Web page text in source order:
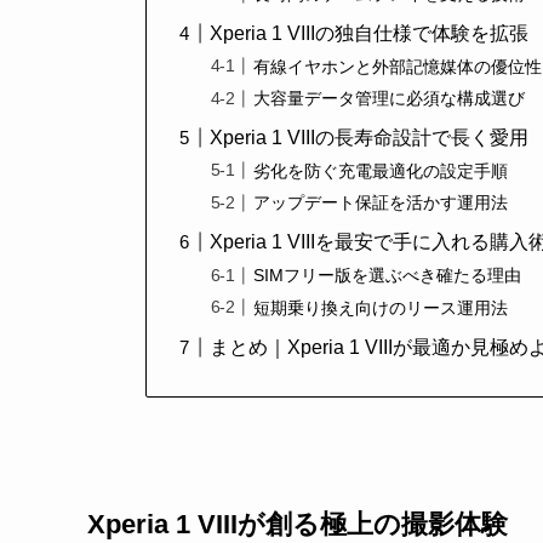
Xperia 1 VIIIの独自仕様で体験を拡張
有線イヤホンと外部記憶媒体の優位性
大容量データ管理に必須な構成選び
Xperia 1 VIIIの長寿命設計で長く愛用
劣化を防ぐ充電最適化の設定手順
アップデート保証を活かす運用法
Xperia 1 VIIIを最安で手に入れる購入
SIMフリー版を選ぶべき確たる理由
短期乗り換え向けのリース運用法
まとめ｜Xperia 1 VIIIが最適か見極め
Xperia 1 VIIIが創る極上の撮影体験